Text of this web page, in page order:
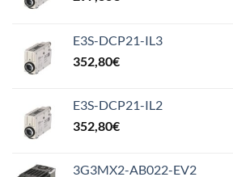
E3S-DCP21-IL3
352,80€
E3S-DCP21-IL2
352,80€
3G3MX2-AB022-EV2